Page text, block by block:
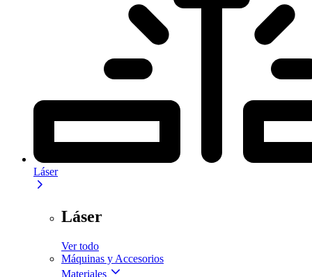
Láser
Láser
Ver todo
Máquinas y Accesorios
Materiales